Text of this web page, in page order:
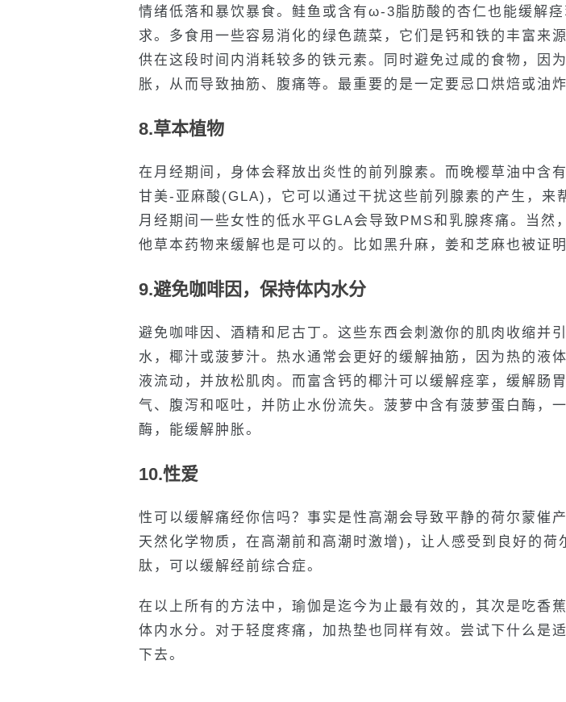
情绪低落和暴饮暴食。鲑鱼或含有ω-3脂肪酸的杏仁也能缓解
求。多食用一些容易消化的绿色蔬菜，它们是钙和铁的丰富来
供在这段时间内消耗较多的铁元素。同时避免过咸的食物，因
胀，从而导致抽筋、腹痛等。最重要的是一定要忌口烘焙或油炸
8.草本植物
在月经期间，身体会释放出炎性的前列腺素。而晚樱草油中含
甘美-亚麻酸(GLA)，它可以通过干扰这些前列腺素的产生，来
月经期间一些女性的低水平GLA会导致PMS和乳腺疼痛。当然
他草本药物来缓解也是可以的。比如黑升麻，姜和芝麻也被证明
9.避免咖啡因，保持体内水分
避免咖啡因、酒精和尼古丁。这些东西会刺激你的肌肉收缩并
水，椰汁或菠萝汁。热水通常会更好的缓解抽筋，因为热的液
液流动，并放松肌肉。而富含钙的椰汁可以缓解痉挛，缓解肠
气、腹泻和呕吐，并防止水份流失。菠萝中含有菠萝蛋白酶，
酶，能缓解肿胀。
10.性爱
性可以缓解痛经你信吗？事实是性高潮会导致平静的荷尔蒙催
天然化学物质，在高潮前和高潮时激增)，让人感受到良好的荷
肽，可以缓解经前综合症。
在以上所有的方法中，瑜伽是迄今为止最有效的，其次是吃香
体内水分。对于轻度疼痛，加热垫也同样有效。尝试下什么是
下去。